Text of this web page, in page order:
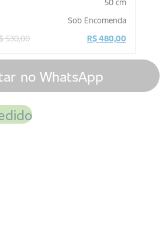
Sob Encomenda
530,00 R$480,00
no WhatsApp